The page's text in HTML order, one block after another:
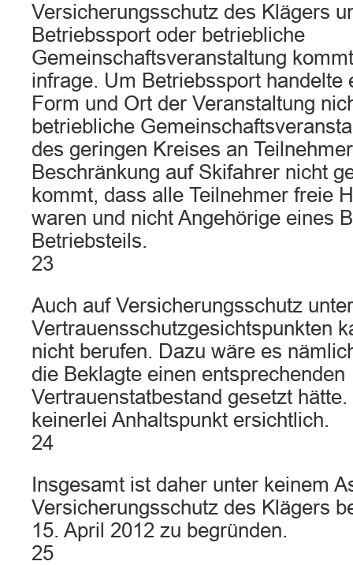
Versicherungsschutz des Klägers
Betriebssport oder betriebliche
Gemeinschaftsveranstaltung
infrage. Um Betriebssport handelte
Form und Ort der Veranstaltung
betriebliche
des geringen Kreises an
Beschränkung auf Skifahrer nicht
kommt, dass alle Teilnehmer freie
waren und nicht Angehörige eines
Betriebsteils.
23
Auch auf Versicherungsschutz unter
Vertrauensschutzgesichtspunkten
nicht berufen. Dazu wäre es
die Beklagte einen entsprechenden
Vertrauenstatbestand gesetzt
keinerlei Anhaltspunkt ersichtlich.
24
Insgesamt ist daher unter keinem
Versicherungsschutz des Klägers
15. April 2012 zu begründen.
25